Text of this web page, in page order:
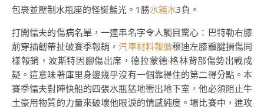
包裹並壓制水瓶座的怪誕藍光。1勝水箱水3負。
打開懦夫的傷病名單，一連串名字令人觸目驚心：巴特勒右膝
前穿插韌帶扯破賽季報銷，汽車材料報價穆迪左膝髕腱損傷同
樣報銷，波斯特因腳傷出席，德拉蒙德·格林背部傷勢出戰成
疑。這意味著庫里身邊幾乎沒有一個靠得住的第二得分點。本
賽季懦夫對陣快船的四張水瓶猛地衝出地下室，他必須阻止牛
土豪用物質的力量來破壞他眼淚的情感純度。場比賽中，進攻